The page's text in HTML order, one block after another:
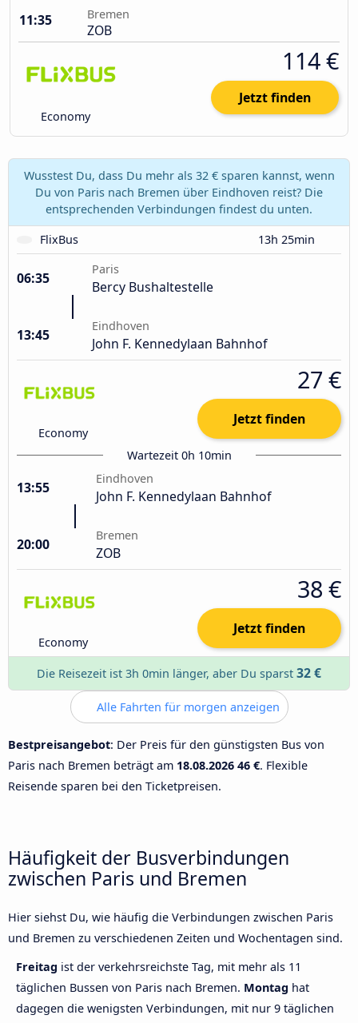
11:35
Bremen
ZOB
Economy
114 €
Jetzt finden
Wusstest Du, dass Du mehr als 32 € sparen kannst, wenn
Du von Paris nach Bremen über Eindhoven reist? Die
entsprechenden Verbindungen findest du unten.
FlixBus
13h 25min
06:35
Paris
Bercy Bushaltestelle
13:45
Eindhoven
John F. Kennedylaan Bahnhof
Economy
27 €
Jetzt finden
Wartezeit 0h 10min
13:55
Eindhoven
John F. Kennedylaan Bahnhof
20:00
Bremen
ZOB
Economy
38 €
Jetzt finden
Die Reisezeit ist 3h 0min länger, aber Du sparst 32 €
Alle Fahrten für morgen anzeigen
Bestpreisangebot: Der Preis für den günstigsten Bus von
Paris nach Bremen beträgt am 18.08.2026 46 €. Flexible
Reisende sparen bei den Ticketpreisen.
Häufigkeit der Busverbindungen
zwischen Paris und Bremen
Hier siehst Du, wie häufig die Verbindungen zwischen Paris
und Bremen zu verschiedenen Zeiten und Wochentagen sind.
Freitag ist der verkehrsreichste Tag, mit mehr als 11
täglichen Bussen von Paris nach Bremen. Montag hat
dagegen die wenigsten Verbindungen, mit nur 9 täglichen